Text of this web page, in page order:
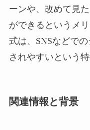
ーンや、改めて見
ができるというメ
式は、SNSなどで
されやすいという
関連情報と背景